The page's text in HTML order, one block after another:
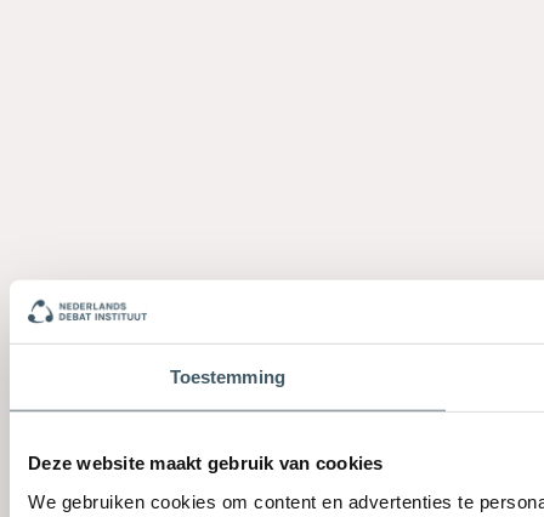
Toestemming
Deze website maakt gebruik van cookies
We gebruiken cookies om content en advertenties te